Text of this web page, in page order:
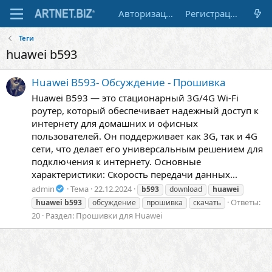
Авторизация Регистрация
Теги
huawei b593
Huawei B593- Обсуждение - Прошивка
Huawei B593 — это стационарный 3G/4G Wi-Fi
роутер, который обеспечивает надежный доступ к
интернету для домашних и офисных
пользователей. Он поддерживает как 3G, так и 4G
сети, что делает его универсальным решением для
подключения к интернету. Основные
характеристики: Скорость передачи данных...
admin Тема 22.12.2024 b593 download
huawei
huawei b593 обсуждение прошивка скачать
Ответы:
20 Раздел: Прошивки для Huawei